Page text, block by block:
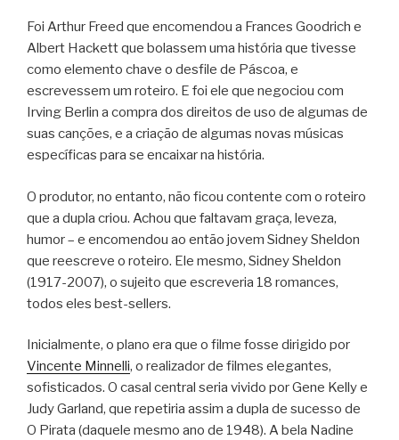
Foi Arthur Freed que encomendou a Frances Goodrich e
Albert Hackett que bolassem uma história que tivesse
como elemento chave o desfile de Páscoa, e
escrevessem um roteiro. E foi ele que negociou com
Irving Berlin a compra dos direitos de uso de algumas de
suas canções, e a criação de algumas novas músicas
específicas para se encaixar na história.
O produtor, no entanto, não ficou contente com o roteiro
que a dupla criou. Achou que faltavam graça, leveza,
humor – e encomendou ao então jovem Sidney Sheldon
que reescreve o roteiro. Ele mesmo, Sidney Sheldon
(1917-2007), o sujeito que escreveria 18 romances,
todos eles best-sellers.
Inicialmente, o plano era que o filme fosse dirigido por
Vincente Minnelli, o realizador de filmes elegantes,
sofisticados. O casal central seria vivido por Gene Kelly e
Judy Garland, que repetiria assim a dupla de sucesso de
O Pirata (daquele mesmo ano de 1948). A bela Nadine